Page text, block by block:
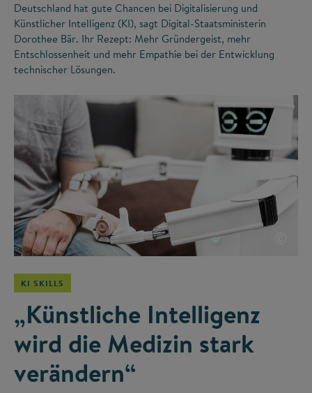
Deutschland hat gute Chancen bei Digitalisierung und
Künstlicher Intelligenz (KI), sagt Digital-Staatsministerin
Dorothee Bär. Ihr Rezept: Mehr Gründergeist, mehr
Entschlossenheit und mehr Empathie bei der Entwicklung
technischer Lösungen.
KI SKILLS
„Künstliche Intelligenz
wird die Medizin stark
verändern“